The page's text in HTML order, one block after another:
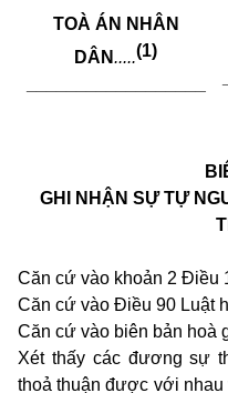
TOÀ ÁN NHÂN
DÂN.....(1)
GHI NHẬN SỰ TỰ
Căn cứ vào khoản 2 Điều
Căn cứ vào Điều 90 Luật
Căn cứ vào biên bản
Xét thấy các đương sự
thoả thuận được với nhau